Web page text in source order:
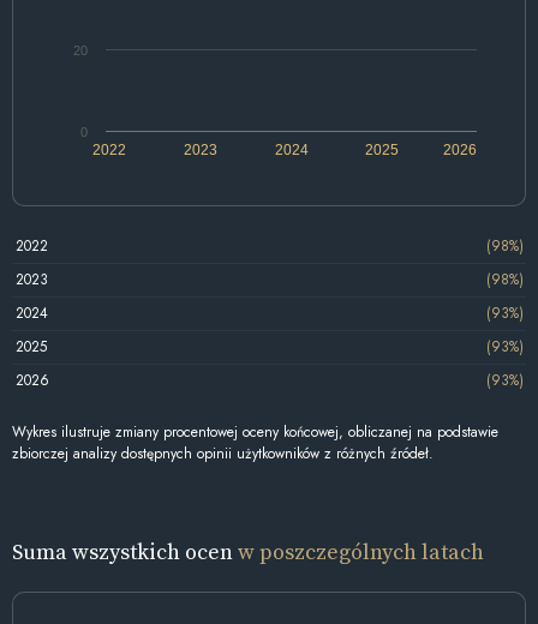
2022 2024 2026
2023 2025
0
20
2022
(98%)
2023
(98%)
2024
(93%)
2025
(93%)
2026
(93%)
Wykres ilustruje zmiany procentowej oceny końcowej, obliczanej na podstawie
zbiorczej analizy dostępnych opinii użytkowników z różnych źródeł.
Suma wszystkich ocenw poszczególnych latach